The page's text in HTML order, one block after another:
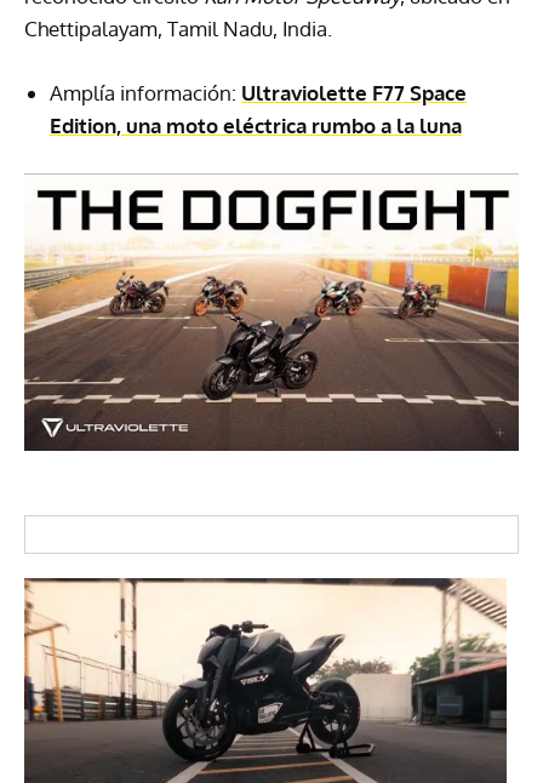
Chettipalayam, Tamil Nadu, India.
Amplía información: Ultraviolette F77 Space
Edition, una moto eléctrica rumbo a la luna